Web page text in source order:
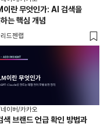
이란 무엇인가: AI 검색을
는 핵심 개념
드젠랩
이버/카카오
색 브랜드 언급 확인 방법과